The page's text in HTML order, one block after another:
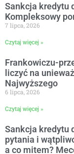
Sankcja kredytu
Kompleksowy
7 lipca, 2026
Czytaj więcej »
Frankowiczu-
liczyć na
Najwyższego
6 lipca, 2026
Czytaj więcej »
Sankcja kredytu
pytania i
a co mitem?